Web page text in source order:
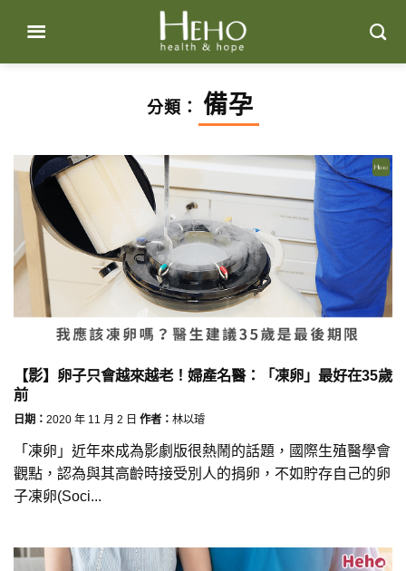
content
分類： 備孕
【影】卵⼦只會越來越⽼！婦產名醫：「凍卵」最好在35歲
前
日期： 2020 年 11 月 2 日 作者： 林以璿
「凍卵」近年來成為影劇版很熱鬧的話題，國際生殖醫學會
觀點，認為與其高齡時接受別人的捐卵，不如貯存自己的卵
子凍卵(Soci...